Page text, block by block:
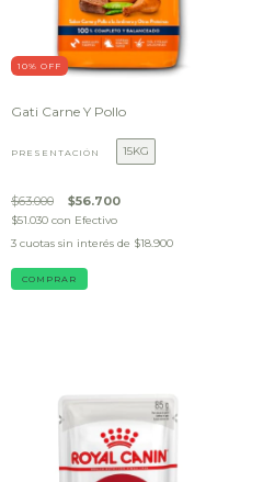
10% OFF
Gati Carne Y Pollo
PRESENTACIÓN 15KG
$63.000 $56.700
$51.030 con Efectivo
3 cuotas sin interés de $18.900
COMPRAR